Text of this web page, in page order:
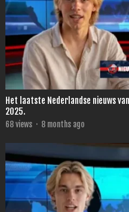
Het laatste Nederlandse nieuws
2025.
68views · 8 months ago